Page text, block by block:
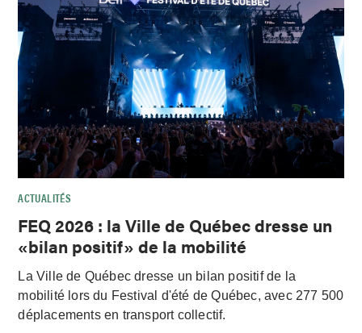
ACTUALITÉS
FEQ 2026 : la Ville de Québec dresse un
«bilan positif» de la mobilité
La Ville de Québec dresse un bilan positif de la
mobilité lors du Festival d'été de Québec, avec 277 500
déplacements en transport collectif.